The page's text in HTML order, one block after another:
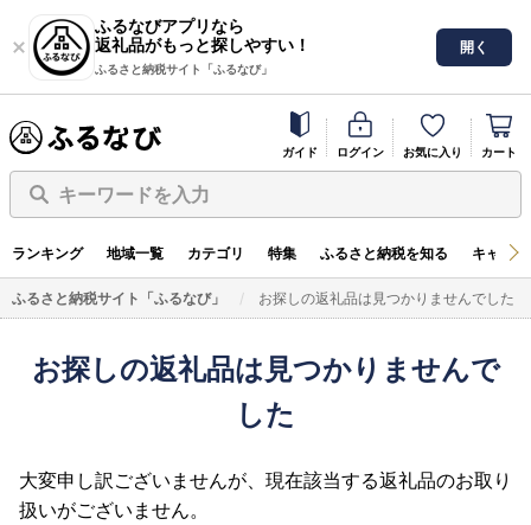
ふるなびアプリなら
返礼品がもっと探しやすい！
ふるさと納税サイト「ふるなび」
開く
ガイド ログイン お気に入り カート
キーワードを入力
ランキング 地域一覧 カテゴリ 特集 ふるさと納税を知る キャン
ふるさと納税サイト「ふるなび」 お探しの返礼品は見つかりませんでした
お探しの返礼品は見つかりませんで
した
大変申し訳ございませんが、現在該当する返礼品のお取り
扱いがございません。